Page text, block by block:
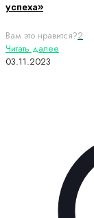
успеха»
Вам это нравится?2
Читать далее
03.11.2023